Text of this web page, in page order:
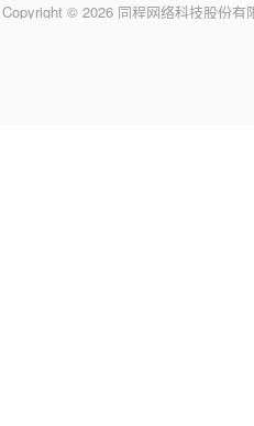
Copyright © 2026 同程网络科技股份有